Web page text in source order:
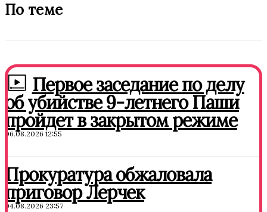
По теме
Первое заседание по делу
об убийстве 9-летнего Паши
пройдет в закрытом режиме
06.08.2026 12:55
Прокуратура обжаловала
приговор Лерчек
04.08.2026 23:57